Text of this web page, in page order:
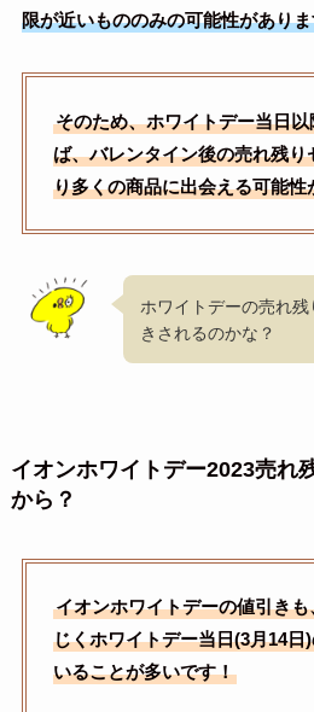
限が近いもののみの可能性があり
そのため、ホワイトデー当日
ば、バレンタイン後の売れ残り
り多くの商品に出会える可能
ホワイトデーの売れ
きされるのかな？
イオンホワイトデー2023売れ
から？
イオンホワイトデーの値引き
じくホワイトデー当日(3月14日
いることが多いです！